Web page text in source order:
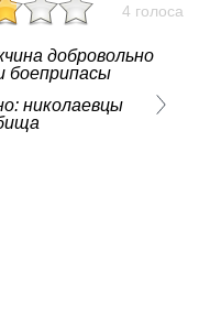
4 голоса
добровольно
боеприпасы
николаевцы